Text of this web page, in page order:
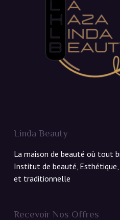
Linda Beauty
La maison de beauté où tout
Institut de beauté,
et traditionnelle
Recevoir Nos Offres